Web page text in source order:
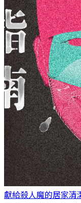
獻給殺人魔的居家清